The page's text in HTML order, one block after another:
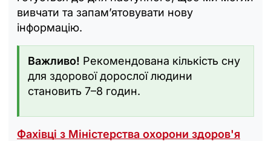
вивчати та запам’ятовувати нову
інформацію.
Важливо! Рекомендована кількість сну
для здорової дорослої людини
становить 7–8 годин.
Фахівці з Міністерства охорони здоров'я